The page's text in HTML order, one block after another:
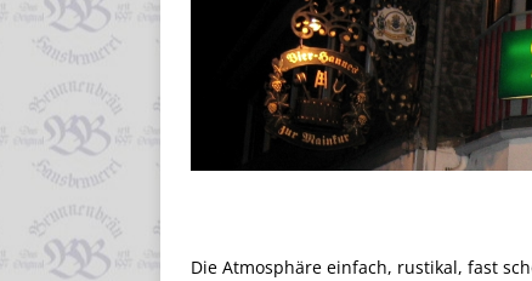
Die Atmosphäre einfach, rustikal, fast